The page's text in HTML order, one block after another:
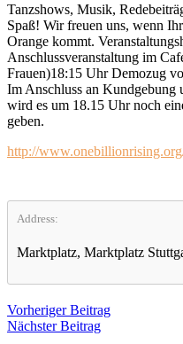
Tanzshows, Musik,
Spaß! Wir freuen uns, wenn
Orange kommt.
Anschlussveranstaltung im
Frauen)18:15 Uhr Demozug
Im Anschluss an Kundgebung
wird es um 18.15 Uhr noch
geben.
http://
Address:
Marktplatz, Marktplatz
Beitragsnavigation
Vorheriger BeitragVorheriger
Nächster BeitragNächster